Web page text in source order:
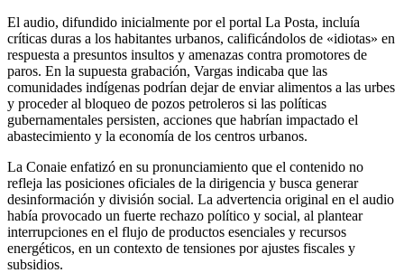
El audio, difundido inicialmente por el portal La Posta, incluía
críticas duras a los habitantes urbanos, calificándolos de «idiotas» en
respuesta a presuntos insultos y amenazas contra promotores de
paros. En la supuesta grabación, Vargas indicaba que las
comunidades indígenas podrían dejar de enviar alimentos a las urbes
y proceder al bloqueo de pozos petroleros si las políticas
gubernamentales persisten, acciones que habrían impactado el
abastecimiento y la economía de los centros urbanos.
La Conaie enfatizó en su pronunciamiento que el contenido no
refleja las posiciones oficiales de la dirigencia y busca generar
desinformación y división social. La advertencia original en el audio
había provocado un fuerte rechazo político y social, al plantear
interrupciones en el flujo de productos esenciales y recursos
energéticos, en un contexto de tensiones por ajustes fiscales y
subsidios.